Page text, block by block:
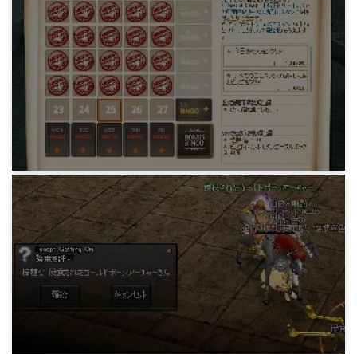
マビノギ日記
ビンゴでこっちがリーチされたお話